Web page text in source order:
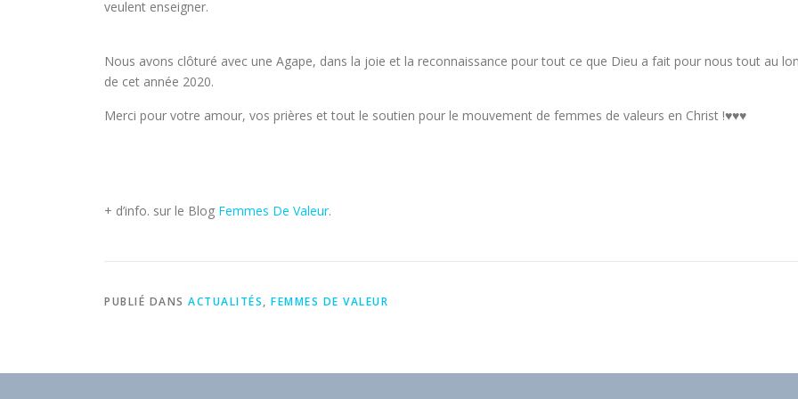
veulent enseigner.
Nous avons clôturé avec une Agape, dans la joie et la reconnaissance pour tout ce que Dieu a fait pour nous tout au
de cet année 2020.
Merci pour votre amour, vos prières et tout le soutien pour le mouvement de femmes de valeurs en Christ !♥♥♥
+ d’info. sur le Blog Femmes De Valeur.
PUBLIÉ DANS ACTUALITÉS, FEMMES DE VALEUR